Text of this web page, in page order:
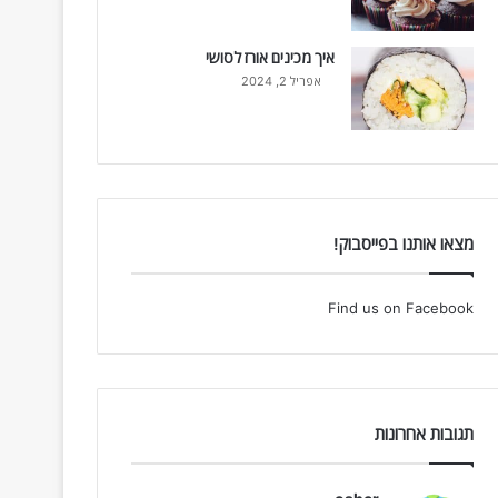
איך מכינים אורז לסושי
אפריל 2, 2024
מצאו אותנו בפייסבוק!
Find us on Facebook
תגובות אחרונות